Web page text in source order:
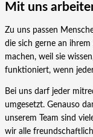
Mit uns
Zu uns passen
die sich gerne an
machen, weil sie
funktioniert, wenn
Bei uns darf jeder
umgesetzt. Genauso
unserem Team sind
wir alle